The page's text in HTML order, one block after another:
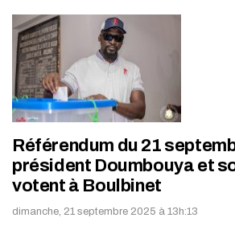
Référendum du 21
président Doumbouya et
votent à Boulbinet
dimanche, 21 septembre 2025 à 13h:13